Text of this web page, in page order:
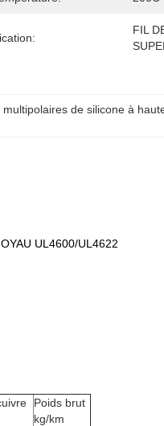
FIL
multipolaires de silicone à
UL4600/UL4622
Poids brut
kg/km